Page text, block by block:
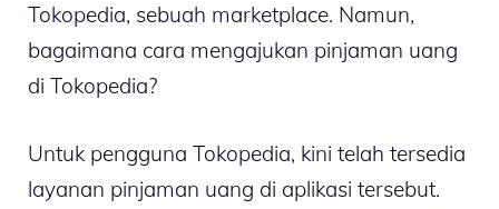
Tokopedia, sebuah marketplace. Namun,
bagaimana cara mengajukan pinjaman uang
di Tokopedia?
Untuk pengguna Tokopedia, kini telah tersedia
layanan pinjaman uang di aplikasi tersebut.